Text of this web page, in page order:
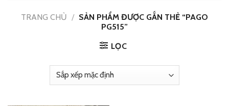
TRANG CHỦ / SẢN PHẨM ĐƯỢC GẮN THẺ “PAGO
PG515”
LỌC